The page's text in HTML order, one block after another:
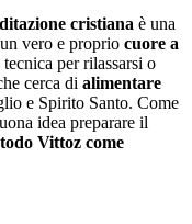
cristiana è una
vero e proprio cuore a
per rilassarsi o
cerca di alimentare
e Spirito Santo. Come
idea preparare il
Vittoz come